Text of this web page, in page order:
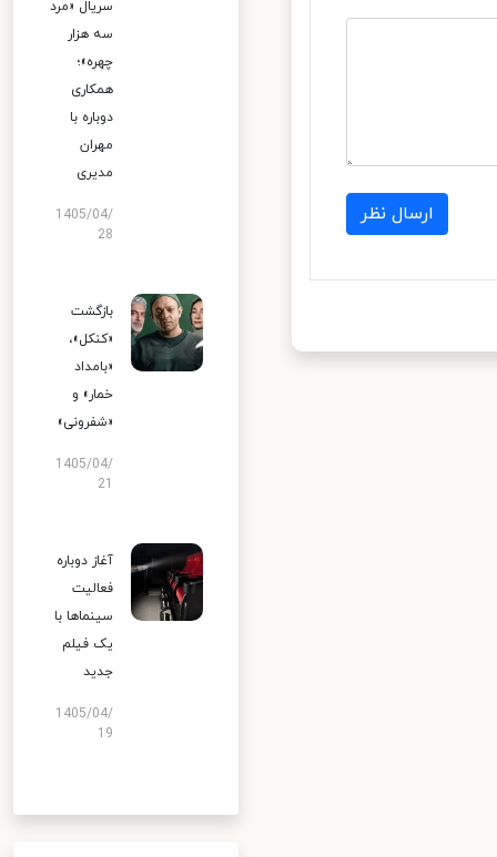
ارسال نظر
سریال «مرد
سه هزار
چهره»؛
همکاری
دوباره با
مهران
مدیری
1405/04/
28
بازگشت
«کنکل»،
«بامداد
خمار» و
«شفرونی»
1405/04/
آغاز دوباره
فعالیت
سینماها با
یک فیلم
جدید
1405/04/
19